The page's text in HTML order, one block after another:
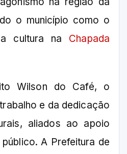
o município como o
cultura na Chapada
Wilson do Café, o
e da dedicação
aliados ao apoio
A Prefeitura de